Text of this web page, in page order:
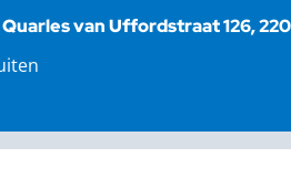
Quarles van Uffordstraat 126,